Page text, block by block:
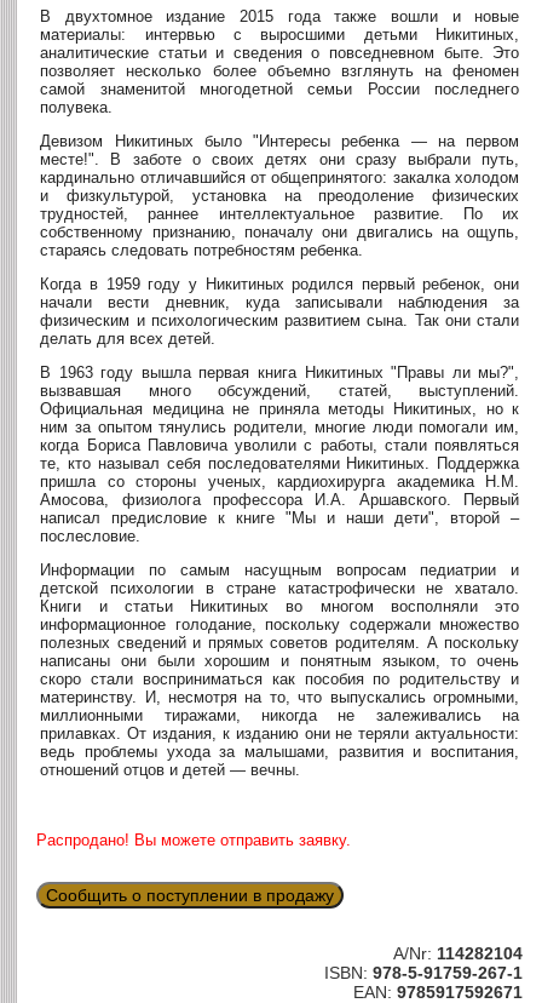
В двухтомное издание 2015 года также вошли и новые
материалы: интервью с выросшими детьми Никитиных,
аналитические статьи и сведения о повседневном быте. Это
позволяет несколько более объемно взглянуть на феномен
самой знаменитой многодетной семьи России последнего
полувека.
Девизом Никитиных было "Интересы ребенка — на первом
месте!". В заботе о своих детях они сразу выбрали путь,
кардинально отличавшийся от общепринятого: закалка холодом
и физкультурой, установка на преодоление физических
трудностей, раннее интеллектуальное развитие. По их
собственному признанию, поначалу они двигались на ощупь,
стараясь следовать потребностям ребенка.
Когда в 1959 году у Никитиных родился первый ребенок, они
начали вести дневник, куда записывали наблюдения за
физическим и психологическим развитием сына. Так они стали
делать для всех детей.
В 1963 году вышла первая книга Никитиных "Правы ли мы?",
вызвавшая много обсуждений, статей, выступлений.
Официальная медицина не приняла методы Никитиных, но к
ним за опытом тянулись родители, многие люди помогали им,
когда Бориса Павловича уволили с работы, стали появляться
те, кто называл себя последователями Никитиных. Поддержка
пришла со стороны ученых, кардиохирурга академика Н.М.
Амосова, физиолога профессора И.А. Аршавского. Первый
написал предисловие к книге "Мы и наши дети", второй –
послесловие.
Информации по самым насущным вопросам педиатрии и
детской психологии в стране катастрофически не хватало.
Книги и статьи Никитиных во многом восполняли это
информационное голодание, поскольку содержали множество
полезных сведений и прямых советов родителям. А поскольку
написаны они были хорошим и понятным языком, то очень
скоро стали восприниматься как пособия по родительству и
материнству. И, несмотря на то, что выпускались огромными,
миллионными тиражами, никогда не залеживались на
прилавках. От издания, к изданию они не теряли актуальности:
ведь проблемы ухода за малышами, развития и воспитания,
отношений отцов и детей — вечны.
Распродано! Вы можете отправить заявку.
Сообщить о поступлении в продажу
A/Nr: 114282104
ISBN: 978-5-91759-267-1
EAN: 9785917592671